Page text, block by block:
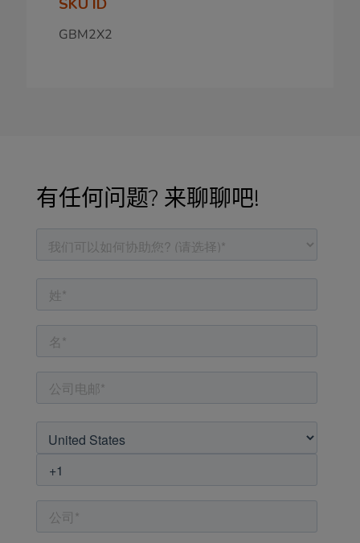
GBM2X2
有任何问题? 来聊聊吧!